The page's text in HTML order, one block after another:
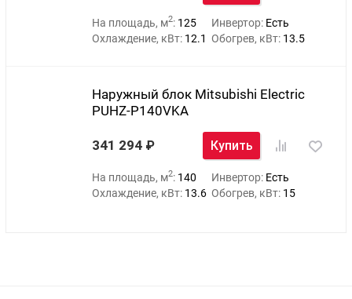
На площадь, м2: 125 Инвертор: Есть
Охлаждение, кВт: 12.1 Обогрев, кВт: 13.5
Наружный блок Mitsubishi Electric
PUHZ-P140VKA
341 294 Купить
На площадь, м2: 140 Инвертор: Есть
Охлаждение, кВт: 13.6 Обогрев, кВт: 15